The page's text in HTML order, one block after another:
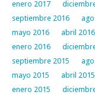
enero 2017
septiembre 2016
mayo 2016
abril 2016
enero 2016
septiembre 2015
mayo 2015
abril 2015
enero 2015